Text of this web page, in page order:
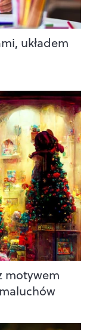
układem
motywem